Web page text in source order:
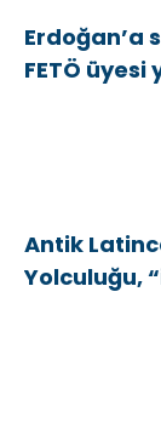
Erdoğan’a
FETÖ üyesi
Antik
Yolculuğu,